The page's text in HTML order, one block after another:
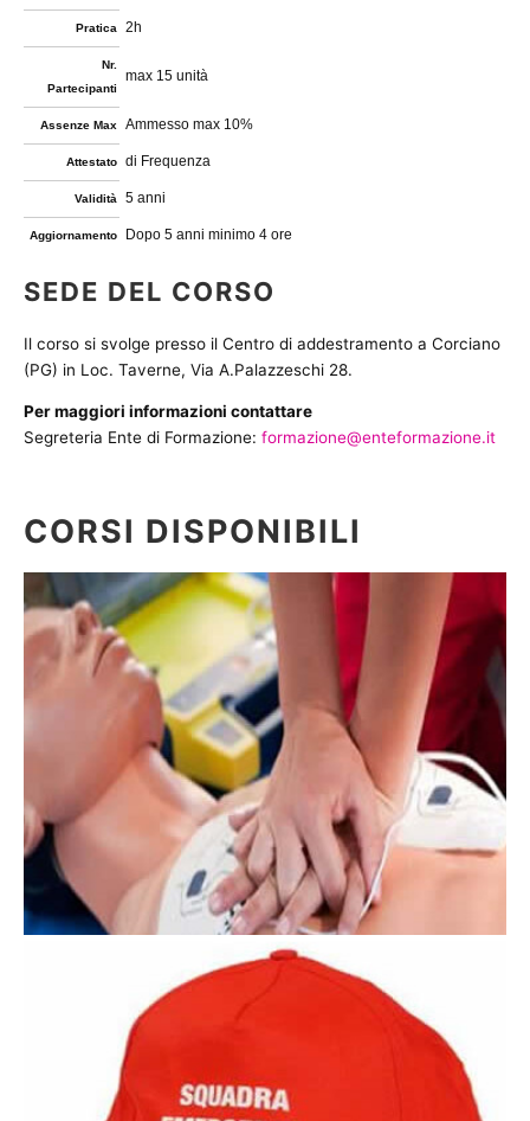
Pratica 2h
Nr.
Partecipanti
max 15 unità
Assenze Max Ammesso max 10%
Attestato di Frequenza
Validità 5 anni
Aggiornamento Dopo 5 anni minimo 4 ore
SEDE DEL CORSO
Il corso si svolge presso il Centro di addestramento a Corciano
(PG) in Loc. Taverne, Via A.Palazzeschi 28.
Per maggiori informazioni contattare
Segreteria Ente di Formazione: formazione@enteformazione.it
CORSI DISPONIBILI